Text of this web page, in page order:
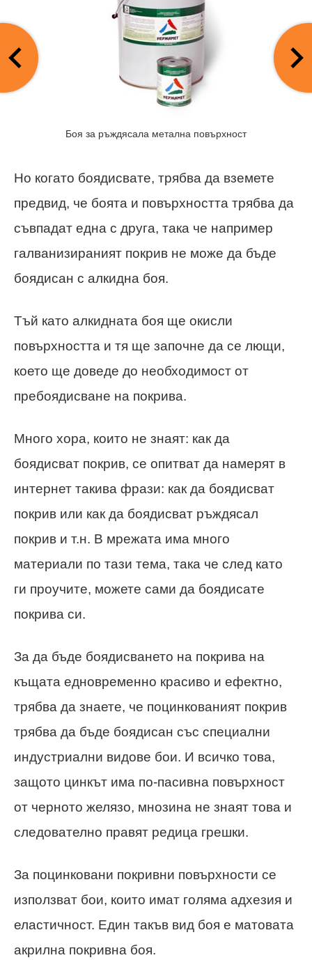
Боя за ръждясала метална повърхност
Но когато боядисвате, трябва да вземете
предвид, че боята и повърхността трябва да
съвпадат една с друга, така че например
галванизираният покрив не може да бъде
боядисан с алкидна боя.
Тъй като алкидната боя ще окисли
повърхността и тя ще започне да се лющи,
което ще доведе до необходимост от
пребоядисване на покрива.
Много хора, които не знаят: как да
боядисват покрив, се опитват да намерят в
интернет такива фрази: как да боядисват
покрив или как да боядисват ръждясал
покрив и т.н. В мрежата има много
материали по тази тема, така че след като
ги проучите, можете сами да боядисате
покрива си.
За да бъде боядисването на покрива на
къщата едновременно красиво и ефектно,
трябва да знаете, че поцинкованият покрив
трябва да бъде боядисан със специални
индустриални видове бои. И всичко това,
защото цинкът има по-пасивна повърхност
от черното желязо, мнозина не знаят това и
следователно правят редица грешки.
За поцинковани покривни повърхности се
използват бои, които имат голяма адхезия и
еластичност. Един такъв вид боя е матовата
акрилна покривна боя.